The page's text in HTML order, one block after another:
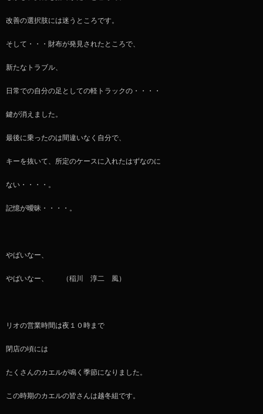
改善の選択肢には迷うところです。
そして・・・財布が発見されたところで、
新たなトラブル、
日常での自分の足としての軽トラックの・・・・
鍵が消えました。
最後に乗ったのは間違いなく自分で、
キーを抜いて、所定のケースに入れたはずなのに
ない・・・・。
記憶が曖昧・・・・。
やばいなー、
やばいなー、 （稲川 淳二 風）
リオの営業時間は夜１０時まで
閉店の頃には
たくさんのカエルが鳴く季節になりました。
この時期のカエルの皆さんは越冬組です。